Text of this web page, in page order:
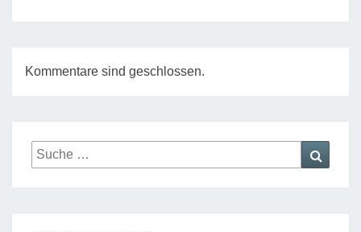
Kommentare sind geschlossen.
Suche
nach: